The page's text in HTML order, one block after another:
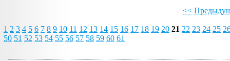
<<
1 2 3 4 5 6 7 8 9 10 11 12 13 14 15 16 17 18 19 20 21 22 23 24 25
50 51 52 53 54 55 56 57 58 59 60 61